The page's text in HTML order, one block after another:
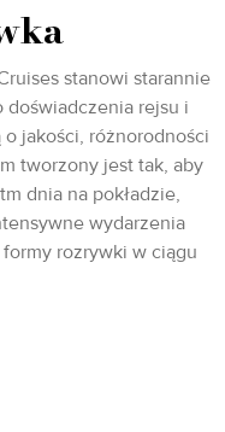
stanowi starannie
doświadczenia rejsu i
o jakości, różnorodności
tworzony jest tak, aby
dnia na pokładzie,
wydarzenia
rozrywki w ciągu